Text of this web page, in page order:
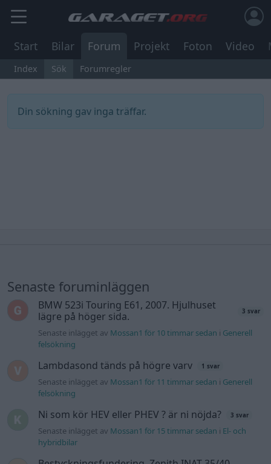
Start Bilar Forum Projekt Foton Video
Index Sök Forumregler
Din sökning gav inga träffar.
Senaste foruminläggen
BMW 523i Touring E61, 2007. Hjulhuset
lägre på höger sida.
3 svar
Senaste inlägget av Mossan1 för 10 timmar sedan i Generell
felsökning
Lambdasond tänds på högre varv 1 svar
Senaste inlägget av Mossan1 för 11 timmar sedan i Generell
felsökning
Ni som kör HEV eller PHEV ? är ni nöjda? 3 svar
Senaste inlägget av Mossan1 för 15 timmar sedan i El- och
hybridbilar